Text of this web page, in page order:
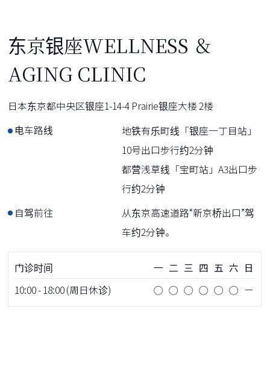
东京银座WELLNESS ＆
AGING CLINIC
日本东京都中央区银座1-14-4 Prairie银座大楼 2楼
电车路线
地铁有乐町线「银座一丁目站」
10号出口步行约2分钟
都营浅草线「宝町站」A3出口步
行约2分钟
自驾前往
从东京高速道路“新京桥出口”驾
车约2分钟。
门诊时间 一 二 三 四 五 六 日
10:00 - 18:00 (周日休诊)
◯ ◯ ◯ ◯ ◯ ◯ ー